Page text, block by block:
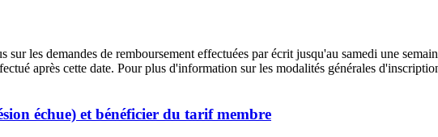
sur les demandes de remboursement effectuées par écrit jusqu'au samedi une
après cette date. Pour plus d'information sur les modalités générales
échue) et bénéficier du tarif membre